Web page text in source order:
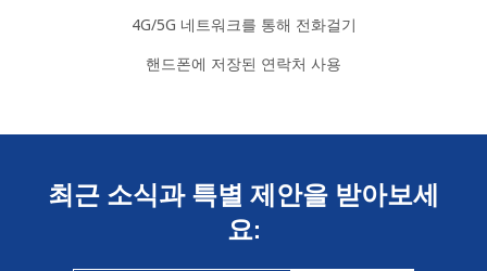
4G/5G 네트워크를 통해 전화걸기
핸드폰에 저장된 연락처 사용
최근 소식과 특별 제안을 받아보세
요: